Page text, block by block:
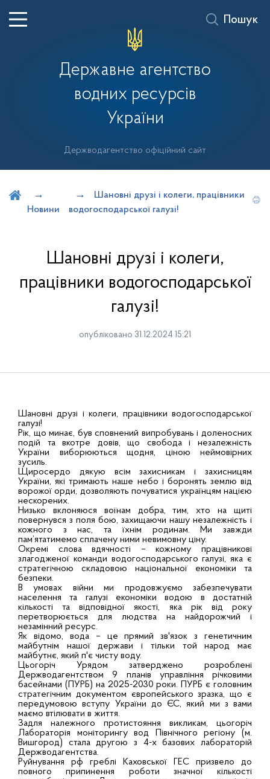
Державне агентство
водних ресурсів
України
Держводагентство офіційний сайт
Пошук
Новини
Шановні друзі і колеги, працівники
водогосподарської галузі!
Шановні друзі і колеги,
працівники водогосподарської
галузі!
опубліковано 31.12.2024 15:21
Шановні друзі і колеги, працівники водогосподарської
галузі!
Рік, що минає, був сповнений випробувань і доленосних
подій та вкотре довів, що свобода і незалежність
України виборюються щодня, ціною неймовірних
зусиль.
Щиросердо дякую всім захисникам і захисницям
України, які тримають наше небо і боронять землю від
ворожої орди, дозволяють почуватися українцям нацією
нескорених.
Низько вклоняюся воїнам добра, тим, хто на щиті
повернувся з поля бою, захищаючи нашу незалежність і
кожного з нас, та їхнім родинам. Ми завжди
пам’ятатимемо сплачену ними невимовну ціну.
Окремі слова вдячності – кожному працівникові
злагодженої команди водогосподарського галузі, яка є
стратегічною складовою національної економіки та
безпеки.
В умовах війни ми продовжуємо забезпечувати
населення та галузі економіки водою в достатній
кількості та відповідної якості, яка рік від року
перетворюється для людства на найдорожчий і
незамінний ресурс.
Як відомо, вода – це прямий зв'язок з генетичним
майбутнім нашої держави і тільки той народ має
майбутнє, який п'є чисту воду.
Цьогоріч Урядом затверджено розроблені
Держводагентством 9 планів управління річковими
басейнами (ПУРБ) на 2025-2030 роки. ПУРБ є головним
стратегічним документом європейського зразка, що є
передумовою вступу України до ЄС, який ми з вами
маємо втілювати в життя.
Задля належного протистояння викликам, цьогоріч
Лабораторія моніторингу вод Північного регіону (м.
Вишгород) стала другою з 4-х базових лабораторій
Держводагентства.
Руйнування рф греблі Каховської ГЕС призвело до
повного припинення роботи значної кількості